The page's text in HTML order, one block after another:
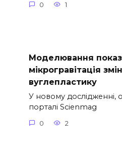
0 1
Моделювання
мікрогравітація
вуглепластику
У новому дослідженні,
порталі Scienmag
0 2